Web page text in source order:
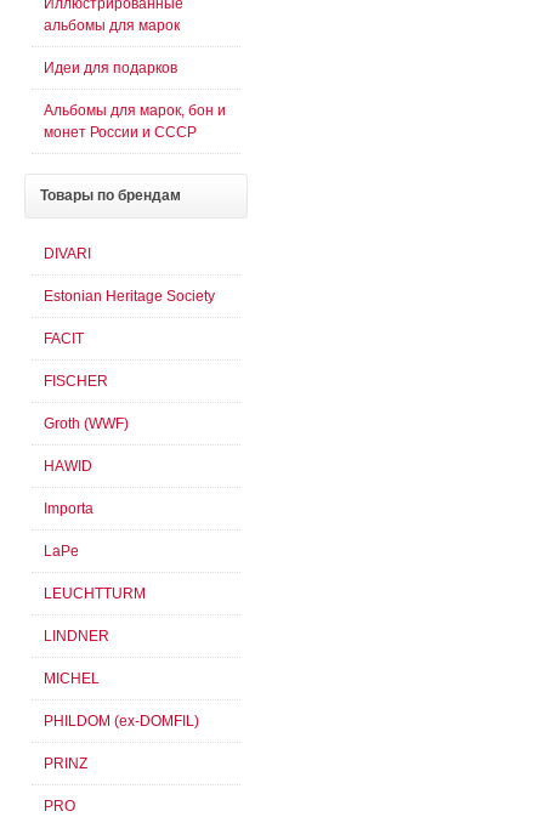
Иллюстрированные
альбомы для марок
Идеи для подарков
Альбомы для марок, бон и
монет России и СССР
Товары по брендам
DIVARI
Estonian Heritage Society
FACIT
FISCHER
Groth (WWF)
HAWID
Importa
LaPe
LEUCHTTURM
LINDNER
MICHEL
PHILDOM (ex-DOMFIL)
PRINZ
PRO